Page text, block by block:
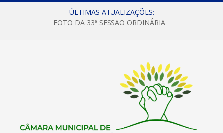
ÚLTIMAS ATUALIZAÇÕES:
FOTO DA 33ª SESSÃO ORDINÁRIA